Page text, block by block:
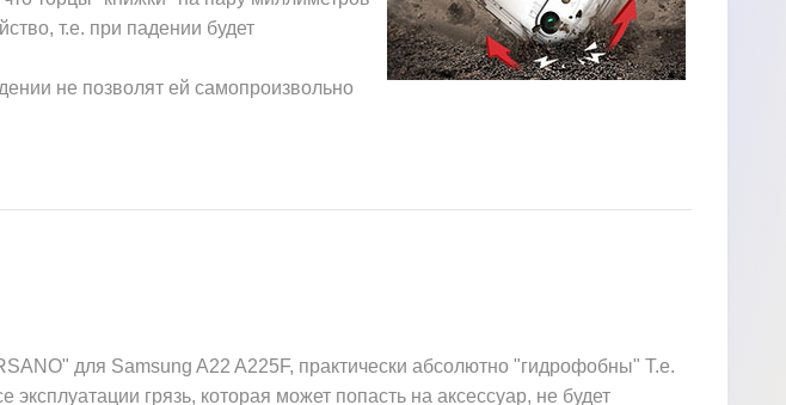
т.е. при падении будет
не позволят ей самопроизвольно
для Samsung A22 A225F, практически абсолютно "гидрофобны" Т.е.
грязь, которая может попасть на аксессуар, не будет